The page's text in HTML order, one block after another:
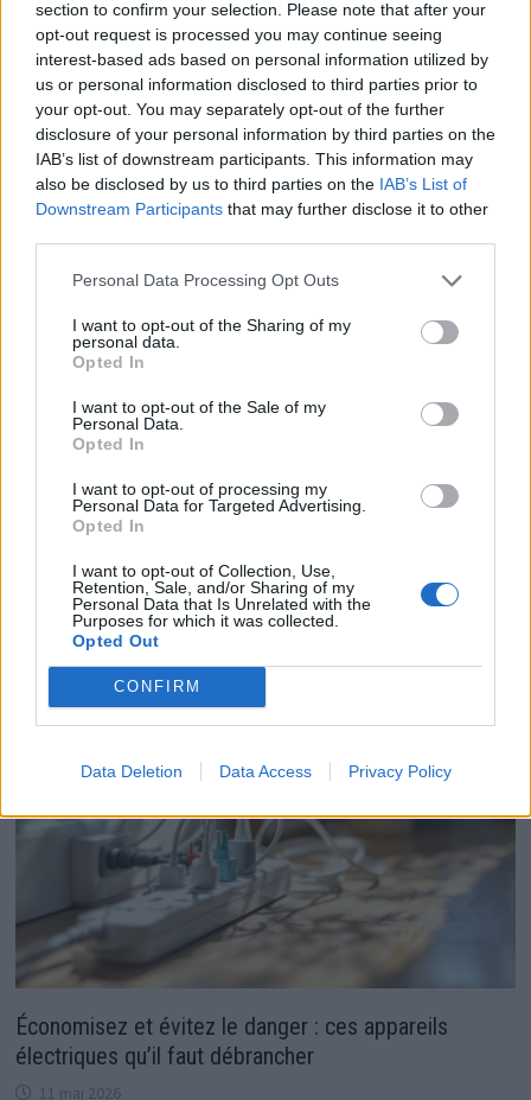
section to confirm your selection. Please note that after your
opt-out request is processed you may continue seeing
interest-based ads based on personal information utilized by
us or personal information disclosed to third parties prior to
your opt-out. You may separately opt-out of the further
disclosure of your personal information by third parties on the
IAB’s list of downstream participants. This information may
also be disclosed by us to third parties on the IAB’s List of
Downstream Participants that may further disclose it to other
Personal Data Processing Opt Outs
I want to opt-out of the Sharing of my
personal data.
Opted In
I want to opt-out of the Sale of my
Personal Data.
Opted In
I want to opt-out of processing my
Personal Data for Targeted Advertising.
Opted In
I want to opt-out of Collection, Use,
Retention, Sale, and/or Sharing of my
Personal Data that Is Unrelated with the
Purposes for which it was collected.
Opted Out
CONFIRM
Data Deletion Data Access Privacy Policy
Cet invité indésirable s’installe dans les placards
quand les températures remontent – il faut agir dès
le début
21 mars 2025
Ménage:Attention aux erreurs courantes qui peuvent
nuire a votre santé
28 mai 2026
Économisez et évitez le danger : ces appareils
électriques qu’il faut débrancher
11 mai 2026